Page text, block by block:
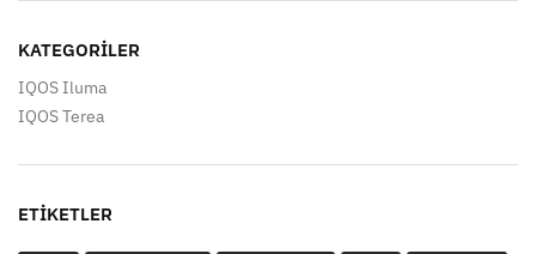
KATEGORILER
IQOS Iluma
IQOS Terea
ETIKETLER